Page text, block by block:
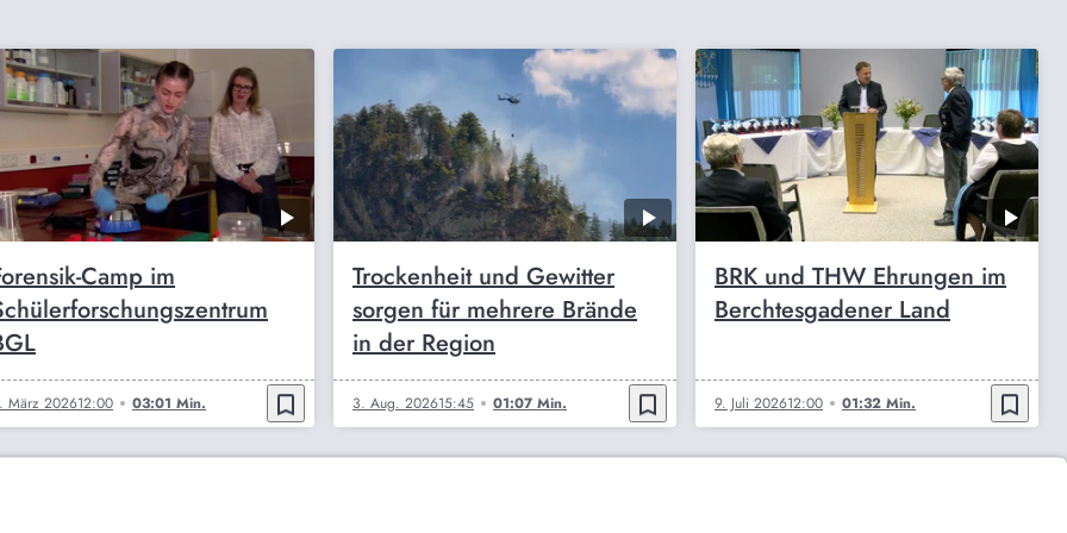
Camp im
März 202612:00 03:01 Min. bookmark_border
Trockenheit und Gewitter
sorgen für mehrere Brände
in der Region
3. Aug. 202615:45 01:07 Min. bookmark_border
BRK und THW Ehrungen im
Berchtesgadener Land
9. Juli 202612:00 01:32 Min. bookmark_border